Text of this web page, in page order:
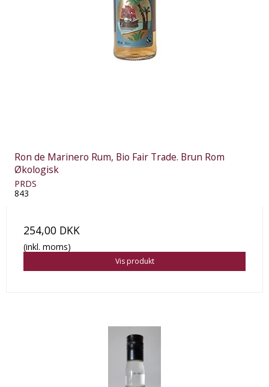
Ron de Marinero Rum, Bio Fair Trade. Brun Rom
Økologisk
PRDS
843
254,00 DKK
(inkl. moms)
Vis produkt